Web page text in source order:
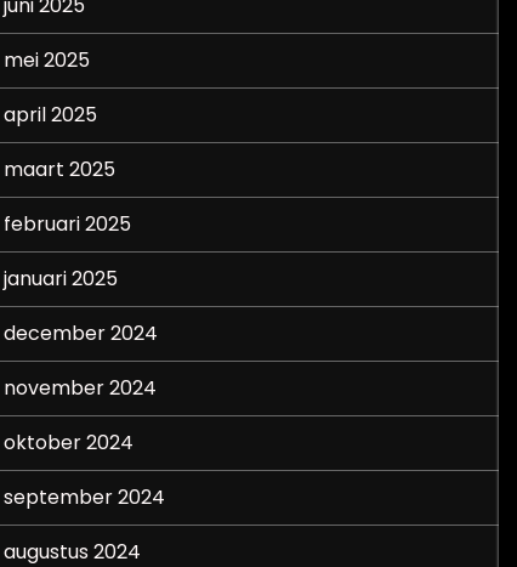
mei 2025
april 2025
maart 2025
februari 2025
januari 2025
december 2024
november 2024
oktober 2024
september 2024
augustus 2024